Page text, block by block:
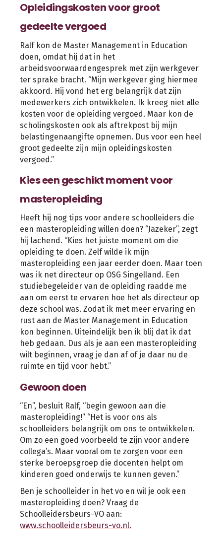
Opleidingskosten voor groot
gedeelte vergoed
Ralf kon de Master Management in Education
doen, omdat hij dat in het
arbeidsvoorwaardengesprek met zijn werkgever
ter sprake bracht. “Mijn werkgever ging hiermee
akkoord. Hij vond het erg belangrijk dat zijn
medewerkers zich ontwikkelen. Ik kreeg niet alle
kosten voor de opleiding vergoed. Maar kon de
scholingskosten ook als aftrekpost bij mijn
belastingenaangifte opnemen. Dus voor een heel
groot gedeelte zijn mijn opleidingskosten
vergoed.”
Kies een geschikt moment voor
masteropleiding
Heeft hij nog tips voor andere schoolleiders die
een masteropleiding willen doen? “Jazeker”, zegt
hij lachend. “Kies het juiste moment om die
opleiding te doen. Zelf wilde ik mijn
masteropleiding een jaar eerder doen. Maar toen
was ik net directeur op OSG Singelland. Een
studiebegeleider van de opleiding raadde me
aan om eerst te ervaren hoe het als directeur op
deze school was. Zodat ik met meer ervaring en
rust aan de Master Management in Education
kon beginnen. Uiteindelijk ben ik blij dat ik dat
heb gedaan. Dus als je aan een masteropleiding
wilt beginnen, vraag je dan af of je daar nu de
ruimte en tijd voor hebt.”
Gewoon doen
“En”, besluit Ralf, “begin gewoon aan die
masteropleiding!” “Het is voor ons als
schoolleiders belangrijk om ons te ontwikkelen.
Om zo een goed voorbeeld te zijn voor andere
collega’s. Maar vooral om te zorgen voor een
sterke beroepsgroep die docenten helpt om
kinderen goed onderwijs te kunnen geven.”
Ben je schoolleider in het vo en wil je ook een
masteropleiding doen? Vraag de
Schoolleidersbeurs-VO aan:
www.schoolleidersbeurs-vo.nl.